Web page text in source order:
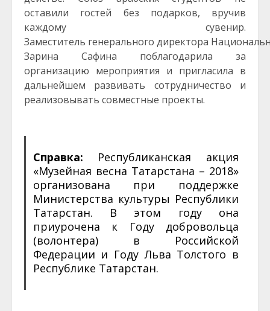
оставили гостей без подарков, вручив
каждому сувенир.
Заместитель генерального директора
Зарина Сафина поблагодарила за
организацию мероприятия и пригласила в
дальнейшем развивать сотрудничество и
реализовывать совместные проекты.
Справка: Республиканская акция
«Музейная весна Татарстана – 2018»
организована при поддержке
Министерства культуры Республики
Татарстан. В этом году она
приурочена к Году добровольца
(волонтера) в Российской
Федерации и Году Льва Толстого в
Республике Татарстан.